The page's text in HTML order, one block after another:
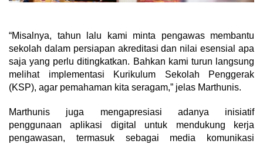
“Misalnya, tahun lalu kami minta pengawas membantu
sekolah dalam persiapan akreditasi dan nilai esensial apa
saja yang perlu ditingkatkan. Bahkan kami turun langsung
melihat implementasi Kurikulum Sekolah Penggerak
(KSP), agar pemahaman kita seragam,” jelas Marthunis.
Marthunis juga mengapresiasi adanya inisiatif
penggunaan aplikasi digital untuk mendukung kerja
pengawasan, termasuk sebagai media komunikasi